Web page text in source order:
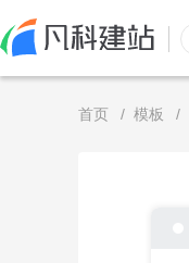
首页 / 模板 /